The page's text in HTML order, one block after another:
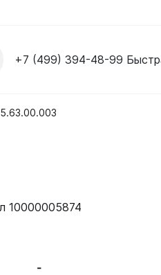
+7 (499) 394-48-99
10000005874
-